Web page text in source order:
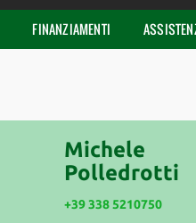
FINANZIAMENTI
Michele
Polledrotti
+39 338 5210750